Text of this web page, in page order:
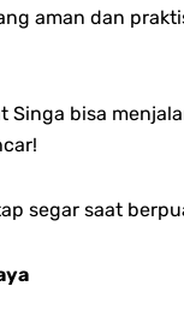
aman dan
bisa
segar saat